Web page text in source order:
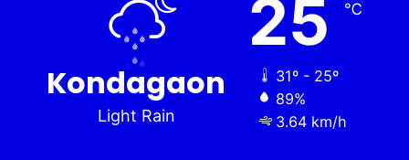
Kondagaon
Light Rain
25 ℃
31º - 25º
89%
3.64 km/h